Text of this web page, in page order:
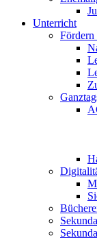
Unterricht